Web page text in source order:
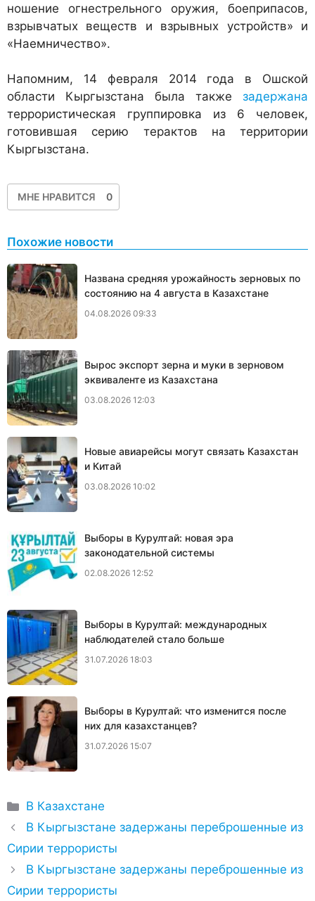
ношение огнестрельного оружия, боеприпасов,
взрывчатых веществ и взрывных устройств» и
«Наемничество».
Напомним, 14 февраля 2014 года в Ошской
области Кыргызстана была также задержана
террористическая группировка из 6 человек,
готовившая серию терактов на территории
Кыргызстана.
МНЕ НРАВИТСЯ 0
Похожие новости
Названа средняя урожайность зерновых по
состоянию на 4 августа в Казахстане
04.08.2026 09:33
Вырос экспорт зерна и муки в зерновом
эквиваленте из Казахстана
03.08.2026 12:03
Новые авиарейсы могут связать Казахстан
и Китай
03.08.2026 10:02
Выборы в Курултай: новая эра
законодательной системы
02.08.2026 12:52
Выборы в Курултай: международных
наблюдателей стало больше
31.07.2026 18:03
Выборы в Курултай: что изменится после
них для казахстанцев?
31.07.2026 15:07
Рубрики
В Казахстане
В Кыргызстане задержаны переброшенные из
Сирии террористы
В Кыргызстане задержаны переброшенные из
Сирии террористы